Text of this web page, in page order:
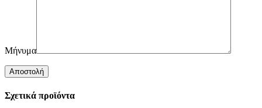
Μήνυμα
Σχετικά προϊόντα